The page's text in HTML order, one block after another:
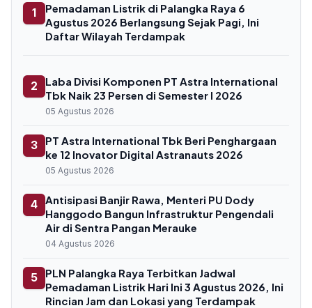
1
Pemadaman Listrik di Palangka Raya 6
Agustus 2026 Berlangsung Sejak Pagi, Ini
Daftar Wilayah Terdampak
2
Laba Divisi Komponen PT Astra International
Tbk Naik 23 Persen di Semester I 2026
05 Agustus 2026
3
PT Astra International Tbk Beri Penghargaan
ke 12 Inovator Digital Astranauts 2026
05 Agustus 2026
4
Antisipasi Banjir Rawa, Menteri PU Dody
Hanggodo Bangun Infrastruktur Pengendali
Air di Sentra Pangan Merauke
04 Agustus 2026
5
PLN Palangka Raya Terbitkan Jadwal
Pemadaman Listrik Hari Ini 3 Agustus 2026, Ini
Rincian Jam dan Lokasi yang Terdampak